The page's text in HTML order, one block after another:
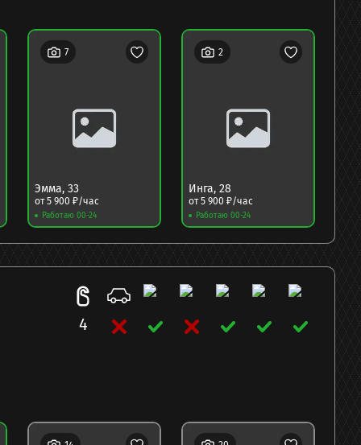
Эмма, 33
от5 900 ₽/час
Работаю 00-24
7
Инга, 28
от5 900 ₽/час
Работаю 00-24
2
4